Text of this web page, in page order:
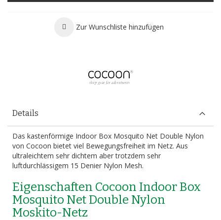
Zur Wunschliste hinzufügen
Details
Das kastenförmige Indoor Box Mosquito Net Double Nylon
von Cocoon bietet viel Bewegungsfreiheit im Netz. Aus
ultraleichtem sehr dichtem aber trotzdem sehr
luftdurchlässigem 15 Denier Nylon Mesh.
Eigenschaften Cocoon Indoor Box
Mosquito Net Double Nylon
Moskito-Netz